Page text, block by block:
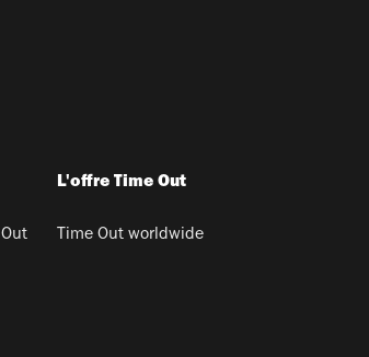
L'offre Time Out
Time Out worldwide